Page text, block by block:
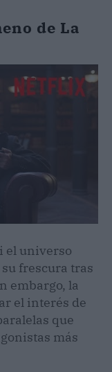
de La
el universo
frescura tras
embargo, la
el interés de
que
más